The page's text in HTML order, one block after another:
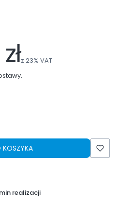
z 23% VAT
realizacji